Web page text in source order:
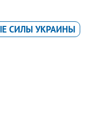
СИЛЫ УКРАИНЫ